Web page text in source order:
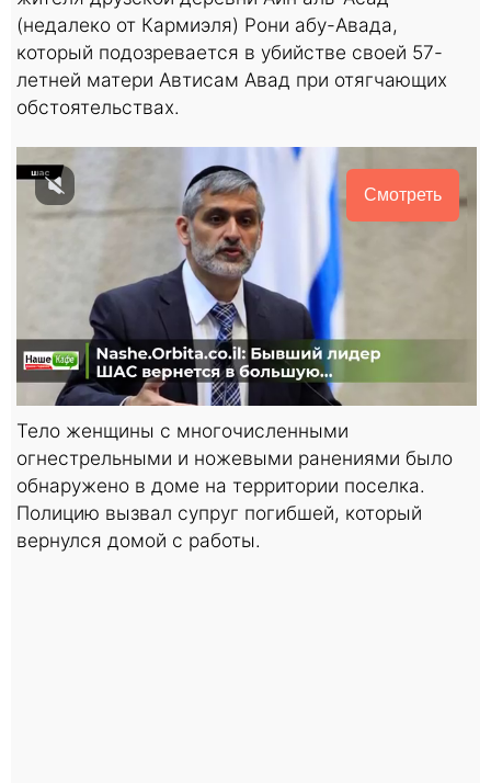
(недалеко от Кармиэля) Рони абу-Авада,
который подозревается в убийстве своей 57-
летней матери Автисам Авад при отягчающих
обстоятельствах.
Смотреть
Тело женщины с многочисленными
огнестрельными и ножевыми ранениями было
обнаружено в доме на территории поселка.
Полицию вызвал супруг погибшей, который
вернулся домой с работы.